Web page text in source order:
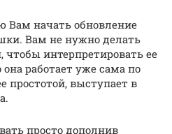
Вам начать обновление
Вам не нужно делать
интерпретировать ее
работает уже сама по
простотой, выступает в
просто дополнив